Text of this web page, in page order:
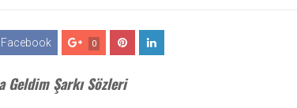
Facebook 0
Geldim Şarkı Sözleri